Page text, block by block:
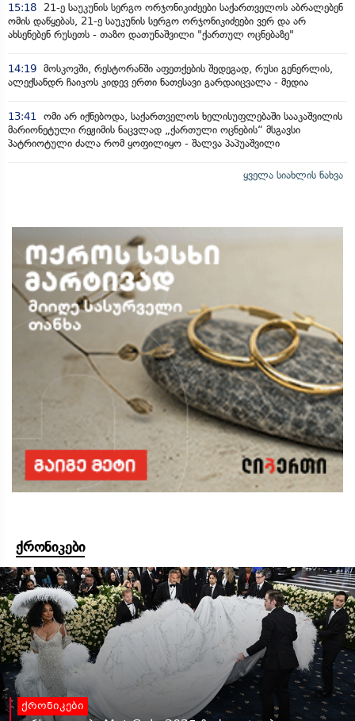
15:18
21-ე საუკუნის სერგო ორჯონიკიძეები საქართველოს აბრალებენ
ომის დაწყებას, 21-ე საუკუნის სერგო ორჯონიკიძეები ვერ და არ
ახსენებენ რუსეთს - თაზო დათუნაშვილი "ქართულ ოცნებაზე"
14:19 მოსკოვში, რესტორანში აფეთქების შედეგად, რუსი გენერლის,
ალექსანდრ ჩაიკოს კიდევ ერთი ნათესავი გარდაიცვალა - მედია
13:41
ომი არ იქნებოდა, საქართველოს ხელისუფლებაში სააკაშვილის
მარიონეტული რეჟიმის ნაცვლად „ქართული ოცნების“ მსგავსი
პატრიოტული ძალა რომ ყოფილიყო - შალვა პაპუაშვილი
ყველა სიახლის ნახვა
ქრონიკები
ქრონიკები